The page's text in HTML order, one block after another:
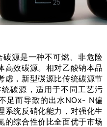
源是一种不可燃、非危险
高效碳源。相对乙酸钠本品
虑，新型碳源比传统碳源节
碳源，适用于不同工艺污
足而导致的出水NOx- N偏
系统反硝化能力，对强化生
的综合性价比全面优于市场